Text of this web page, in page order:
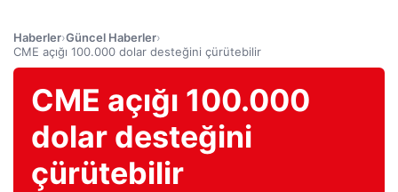
Haberler›Güncel Haberler›
CME açığı 100.000 dolar desteğini çürütebilir
CME açığı 100.000
dolar desteğini
çürütebilir